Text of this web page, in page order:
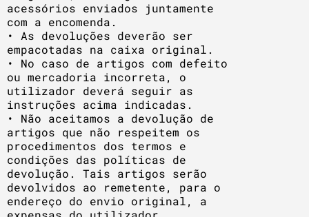
acessórios enviados juntamente
com a encomenda.
• As devoluções deverão ser
empacotadas na caixa original.
• No caso de artigos com defeito
ou mercadoria incorreta, o
utilizador deverá seguir as
instruções acima indicadas.
• Não aceitamos a devolução de
artigos que não respeitem os
procedimentos dos termos e
condições das políticas de
devolução. Tais artigos serão
devolvidos ao remetente, para o
endereço do envio original, a